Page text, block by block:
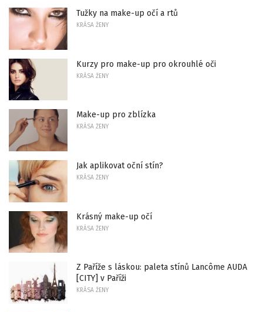
Tužky na make-up očí a rtů
KRÁSA ŽENY
Kurzy pro make-up pro okrouhlé oči
KRÁSA ŽENY
Make-up pro zblízka
KRÁSA ŽENY
Jak aplikovat oční stín?
KRÁSA ŽENY
Krásný make-up očí
KRÁSA ŽENY
Z Paříže s láskou: paleta stínů Lancôme AUDA
[CITY] v Paříži
KRÁSA ŽENY